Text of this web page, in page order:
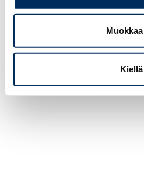
Muokkaa
Kiellä